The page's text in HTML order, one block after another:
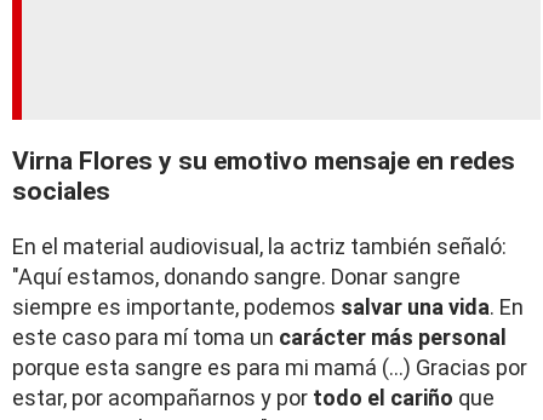
Virna Flores y su emotivo mensaje en redes
sociales
En el material audiovisual, la actriz también señaló:
"Aquí estamos, donando sangre. Donar sangre
siempre es importante, podemos salvar una vida. En
este caso para mí toma un carácter más personal
porque esta sangre es para mi mamá (...) Gracias por
estar, por acompañarnos y por todo el cariño que